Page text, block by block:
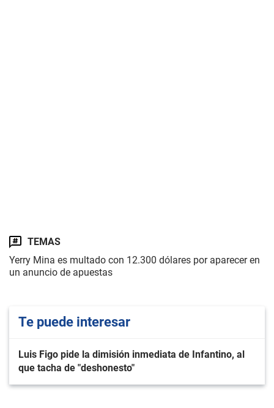
TEMAS
Yerry Mina es multado con 12.300 dólares por aparecer en
un anuncio de apuestas
Te puede interesar
Luis Figo pide la dimisión inmediata de Infantino, al
que tacha de "deshonesto"